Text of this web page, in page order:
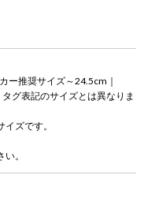
ー推奨サイズ～24.5cm｜
グ表記のサイズとは異なりま
ズです。
。